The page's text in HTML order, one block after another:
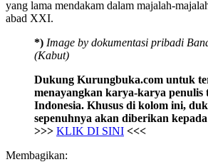
yang lama mendakam dalam majalah-
abad XXI.
*) Image by dokumentasi pribadi
(Kabut)
Dukung Kurungbuka.com untuk
menayangkan karya-karya
Indonesia. Khusus di kolom ini,
sepenuhnya akan diberikan
>>> KLIK DI SINI <<<
Membagikan: